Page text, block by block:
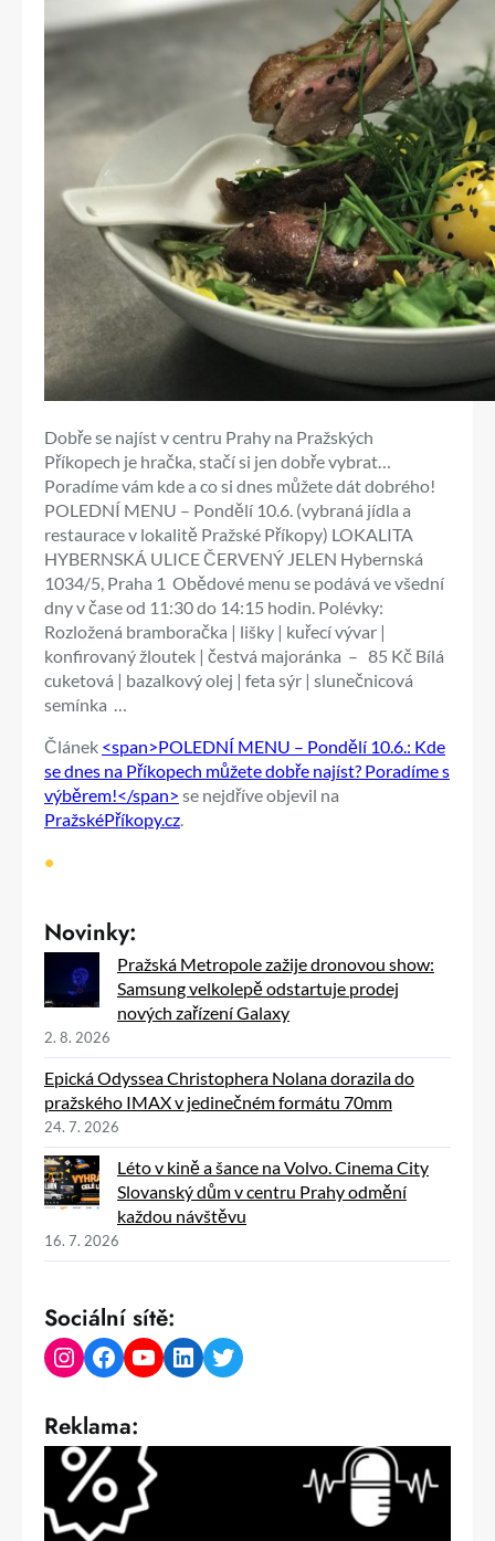
Dobře se najíst v centru Prahy na Pražských
Příkopech je hračka, stačí si jen dobře vybrat…
Poradíme vám kde a co si dnes můžete dát dobrého!
POLEDNÍ MENU – Pondělí 10.6. (vybraná jídla a
restaurace v lokalitě Pražské Příkopy) LOKALITA
HYBERNSKÁ ULICE ČERVENÝ JELEN Hybernská
1034/5, Praha 1 Obědové menu se podává ve všední
dny v čase od 11:30 do 14:15 hodin. Polévky:
Rozložená bramboračka | lišky | kuřecí vývar |
konfirovaný žloutek | čestvá majoránka – 85 Kč Bílá
cuketová | bazalkový olej | feta sýr | slunečnicová
semínka …
Článek <span>POLEDNÍ MENU – Pondělí 10.6.: Kde
se dnes na Příkopech můžete dobře najíst? Poradíme s
výběrem!</span> se nejdříve objevil na
PražskéPříkopy.cz.
•
Novinky:
Pražská Metropole zažije dronovou show:
Samsung velkolepě odstartuje prodej
nových zařízení Galaxy
2. 8. 2026
Epická Odyssea Christophera Nolana dorazila do
pražského IMAX v jedinečném formátu 70mm
24. 7. 2026
Léto v kině a šance na Volvo. Cinema City
Slovanský dům v centru Prahy odmění
každou návštěvu
16. 7. 2026
Sociální sítě:
Instagram Facebook YouTube LinkedIn Twitter
Reklama: